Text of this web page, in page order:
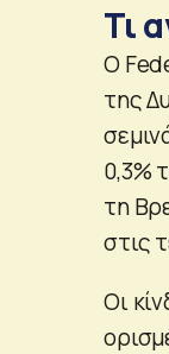
Τι
Ο
της
0,3%
τη
στις
Οι